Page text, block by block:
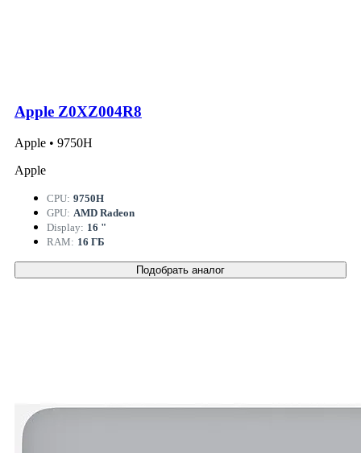
Apple Z0XZ004R8
Apple • 9750H
Apple
CPU: 9750H
GPU: AMD Radeon
Display: 16 "
RAM: 16 ГБ
Подобрать аналог